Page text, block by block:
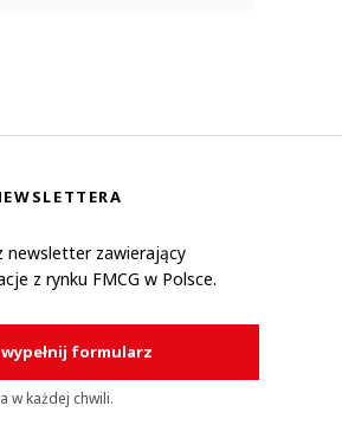
newsletter zawierający
z rynku FMCG w Polsce.
formularz
w każdej chwili.